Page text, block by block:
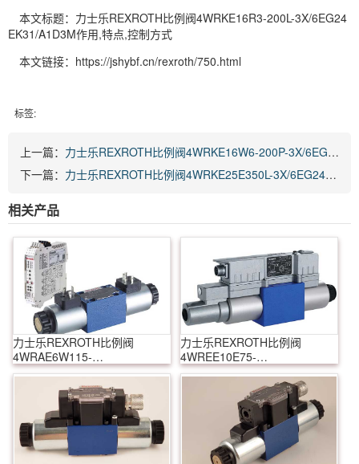
本文标题：力士乐REXROTH比例阀4WRKE16R3-200L-3X/6EG24
EK31/A1D3M作用,特点,控制方式
本文链接：https://jshybf.cn/rexroth/750.html
标签:
上一篇： 力士乐REXROTH比例阀4WRKE16W6-200P-3X/6EG24EK31/A1D3M
下一篇： 力士乐REXROTH比例阀4WRKE25E350L-3X/6EG24EK31/A1D3M
相关产品
力士乐REXROTH比例阀
4WRAE6W115-
2X/G24K31/F1M
力士乐REXROTH比例阀
4WREE10E75-
22/G24K31/A1V-655